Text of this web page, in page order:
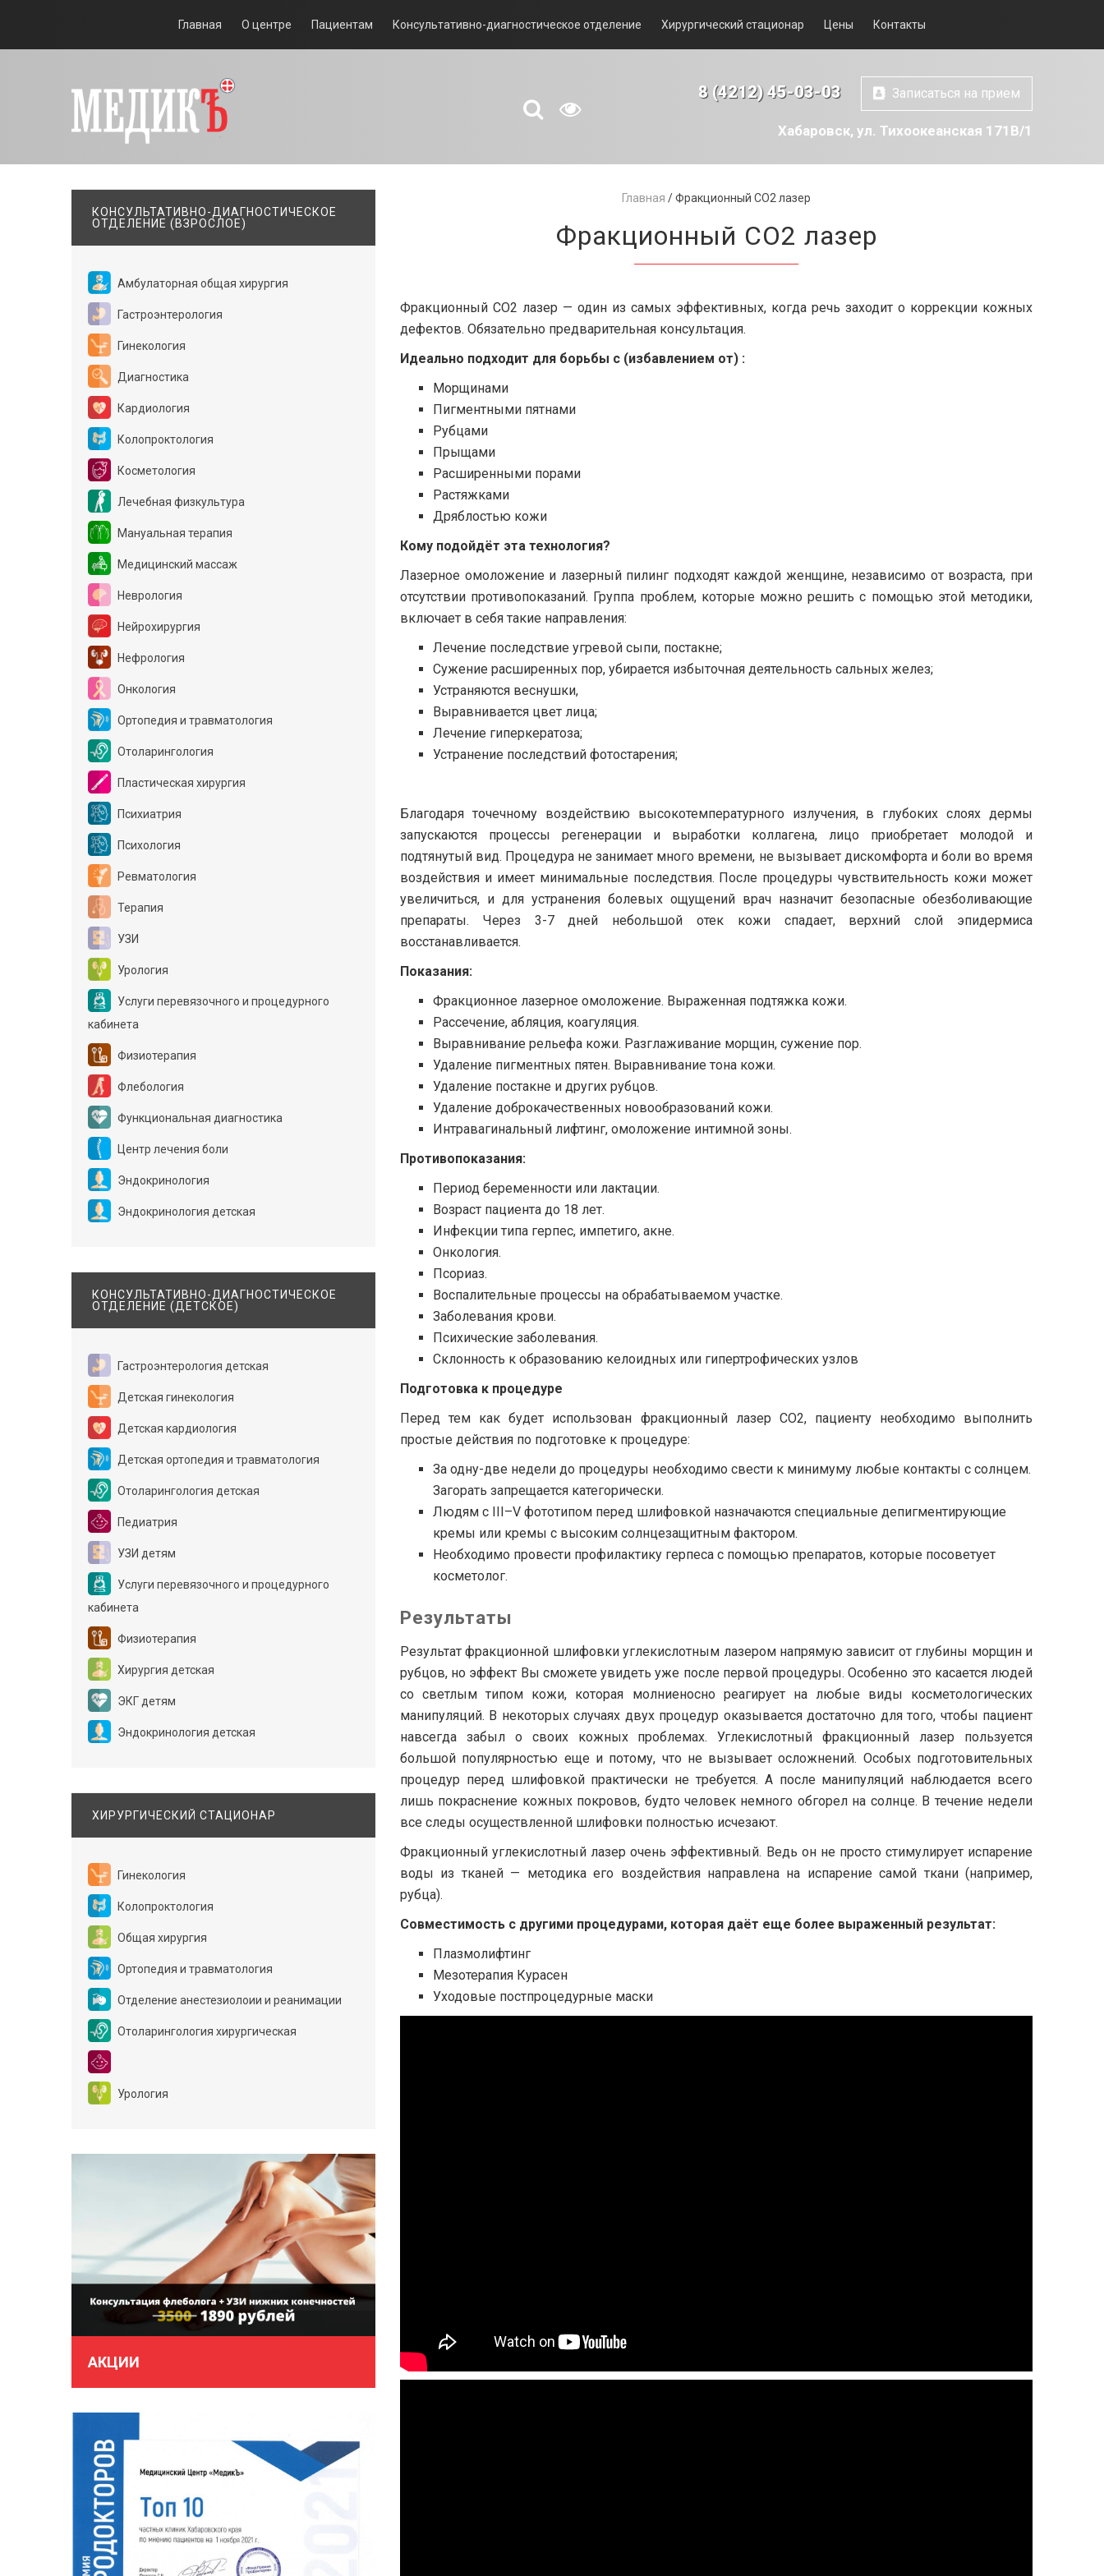
Главная О центре Пациентам Консультативно-диагностическое отделение Хирургический стационар Цены Контакты
8 (4212) 45-03-03 Записаться на прием
Хабаровск, ул. Тихоокеанская 171В/1
КОНСУЛЬТАТИВНО-ДИАГНОСТИЧЕСКОЕ
ОТДЕЛЕНИЕ (ВЗРОСЛОЕ)
Амбулаторная общая хирургия
Гастроэнтерология
Гинекология
Диагностика
Кардиология
Колопроктология
Косметология
Лечебная физкультура
Мануальная терапия
Медицинский массаж
Неврология
Нейрохирургия
Нефрология
Онкология
Ортопедия и травматология
Отоларингология
Пластическая хирургия
Психиатрия
Психология
Ревматология
Терапия
УЗИ
Урология
Услуги перевязочного и процедурного
кабинета
Физиотерапия
Флебология
Функциональная диагностика
Центр лечения боли
Эндокринология
Эндокринология детская
КОНСУЛЬТАТИВНО-ДИАГНОСТИЧЕСКОЕ
ОТДЕЛЕНИЕ (ДЕТСКОЕ)
Гастроэнтерология детская
Детская гинекология
Детская кардиология
Детская ортопедия и травматология
Отоларингология детская
Педиатрия
УЗИ детям
Услуги перевязочного и процедурного
кабинета
Физиотерапия
Хирургия детская
ЭКГ детям
Эндокринология детская
ХИРУРГИЧЕСКИЙ СТАЦИОНАР
Гинекология
Колопроктология
Общая хирургия
Ортопедия и травматология
Отделение анестезиолоии и реанимации
Отоларингология хирургическая
Урология
АКЦИИ
Главная /Фракционный СО2 лазер
Фракционный СО2 лазер
Фракционный СО2 лазер — один из самых эффективных, когда речь заходит о коррекции кожных
дефектов. Обязательно предварительная консультация.
Идеально подходит для борьбы с (избавлением от) :
Морщинами
Пигментными пятнами
Рубцами
Прыщами
Расширенными порами
Растяжками
Дряблостью кожи
Кому подойдёт эта технология?
Лазерное омоложение и лазерный пилинг подходят каждой женщине, независимо от возраста, при
отсутствии противопоказаний. Группа проблем, которые можно решить с помощью этой методики,
включает в себя такие направления:
Лечение последствие угревой сыпи, постакне;
Сужение расширенных пор, убирается избыточная деятельность сальных желез;
Устраняются веснушки,
Выравнивается цвет лица;
Лечение гиперкератоза;
Устранение последствий фотостарения;
Благодаря точечному воздействию высокотемпературного излучения, в глубоких слоях дермы
запускаются процессы регенерации и выработки коллагена, лицо приобретает молодой и
подтянутый вид. Процедура не занимает много времени, не вызывает дискомфорта и боли во время
воздействия и имеет минимальные последствия. После процедуры чувствительность кожи может
увеличиться, и для устранения болевых ощущений врач назначит безопасные обезболивающие
препараты. Через 3-7 дней небольшой отек кожи спадает, верхний слой эпидермиса
восстанавливается.
Показания:
Фракционное лазерное омоложение. Выраженная подтяжка кожи.
Рассечение, абляция, коагуляция.
Выравнивание рельефа кожи. Разглаживание морщин, сужение пор.
Удаление пигментных пятен. Выравнивание тона кожи.
Удаление постакне и других рубцов.
Удаление доброкачественных новообразований кожи.
Интравагинальный лифтинг, омоложение интимной зоны.
Противопоказания:
Период беременности или лактации.
Возраст пациента до 18 лет.
Инфекции типа герпес, импетиго, акне.
Онкология.
Псориаз.
Воспалительные процессы на обрабатываемом участке.
Заболевания крови.
Психические заболевания.
Склонность к образованию келоидных или гипертрофических узлов
Подготовка к процедуре
Перед тем как будет использован фракционный лазер СО2, пациенту необходимо выполнить
простые действия по подготовке к процедуре:
За одну-две недели до процедуры необходимо свести к минимуму любые контакты с солнцем.
Загорать запрещается категорически.
Людям с III–V фототипом перед шлифовкой назначаются специальные депигментирующие
кремы или кремы с высоким солнцезащитным фактором.
Необходимо провести профилактику герпеса с помощью препаратов, которые посоветует
косметолог.
Результаты
Результат фракционной шлифовки углекислотным лазером напрямую зависит от глубины морщин и
рубцов, но эффект Вы сможете увидеть уже после первой процедуры. Особенно это касается людей
со светлым типом кожи, которая молниеносно реагирует на любые виды косметологических
манипуляций. В некоторых случаях двух процедур оказывается достаточно для того, чтобы пациент
навсегда забыл о своих кожных проблемах. Углекислотный фракционный лазер пользуется
большой популярностью еще и потому, что не вызывает осложнений. Особых подготовительных
процедур перед шлифовкой практически не требуется. А после манипуляций наблюдается всего
лишь покраснение кожных покровов, будто человек немного обгорел на солнце. В течение недели
все следы осуществленной шлифовки полностью исчезают.
Фракционный углекислотный лазер очень эффективный. Ведь он не просто стимулирует испарение
воды из тканей — методика его воздействия направлена на испарение самой ткани (например,
рубца).
Совместимость с другими процедурами, которая даёт еще более выраженный результат:
Плазмолифтинг
Мезотерапия Курасен
Уходовые постпроцедурные маски